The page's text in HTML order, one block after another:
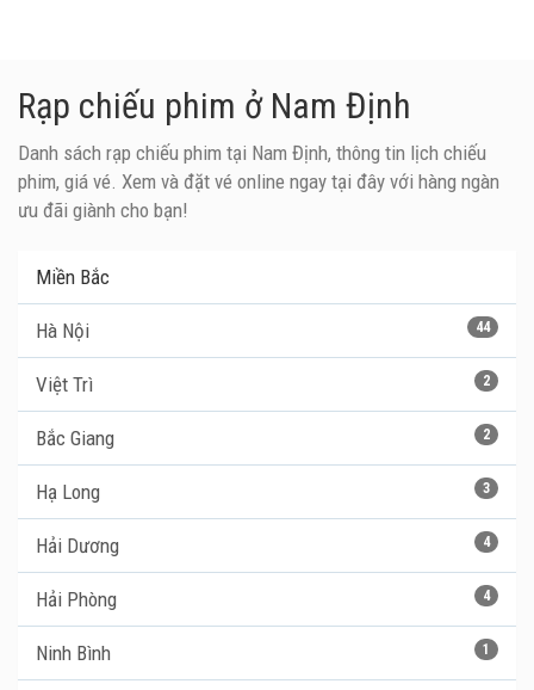
Rạp chiếu phim ở Nam Định
Danh sách rạp chiếu phim tại Nam Định, thông tin lịch chiếu
phim, giá vé. Xem và đặt vé online ngay tại đây với hàng ngàn
ưu đãi giành cho bạn!
Miền Bắc
44
Hà Nội
2
Việt Trì
2
Bắc Giang
3
Hạ Long
4
Hải Dương
4
Hải Phòng
1
Ninh Bình